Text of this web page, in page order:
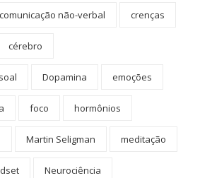
comunicação não-verbal crenças
cérebro
Dopamina emoções
foco hormônios
Martin Seligman meditação
Neurociência